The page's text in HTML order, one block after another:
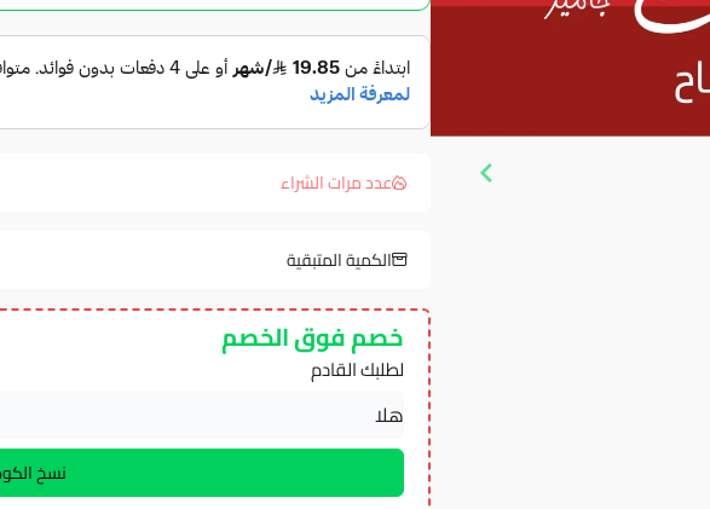
عدد مرات الشراء
الكمية المتبقية
خصم فوق الخصم
لطلبك القادم